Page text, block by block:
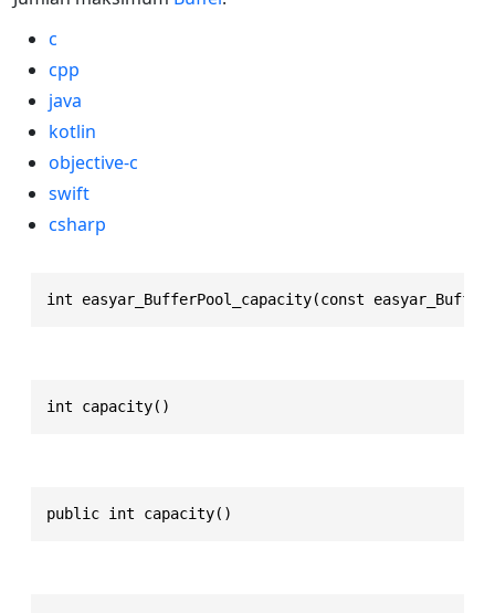
c
cpp
java
kotlin
objective-c
swift
csharp
int easyar_BufferPool_capacity(const
int capacity()
public int capacity()